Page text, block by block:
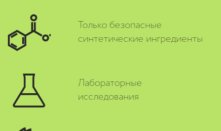
Только безопасные
синтетические ингредиенты
Лабораторные
исследования